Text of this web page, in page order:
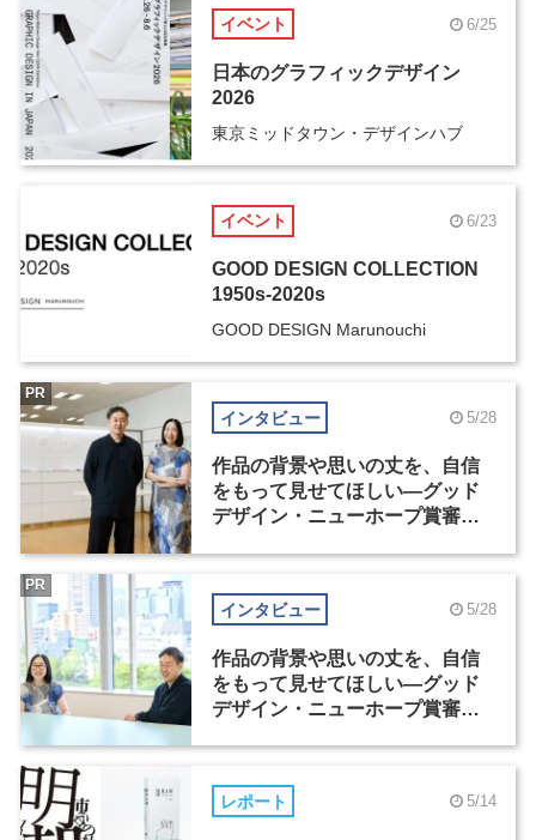
イベント 6/25
日本のグラフィックデザイン
2026
東京ミッドタウン・デザインハブ
イベント 6/23
GOOD DESIGN COLLECTION
1950s-2020s
GOOD DESIGN Marunouchi
インタビュー 5/28
作品の背景や思いの丈を、自信
をもって見せてほしい―グッド
デザイン・ニューホープ賞審査
PR
インタビュー 5/28
作品の背景や思いの丈を、自信
をもって見せてほしい―グッド
デザイン・ニューホープ賞審査
PR
レポート 5/14